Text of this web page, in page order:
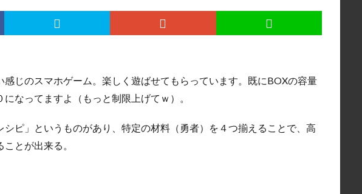
感じのスマホゲーム。楽しく遊ばせてもらっています。既にBOXの容量
なってますよ（もっと制限上げてｗ）。
シピ」というものがあり、特定の材料（勇者）を４つ揃えることで、高
とが出来る。